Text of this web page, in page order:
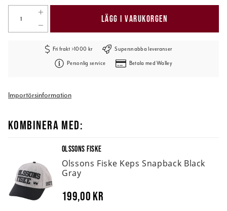
LÄGG I VARUKORGEN
Fri frakt >1000 kr Supersnabba leveranser
Personlig service Betala med Walley
Importörsinformation
KOMBINERA MED:
OLSSONS FISKE
Olssons Fiske Keps Snapback Black
Gray
199,00 kr